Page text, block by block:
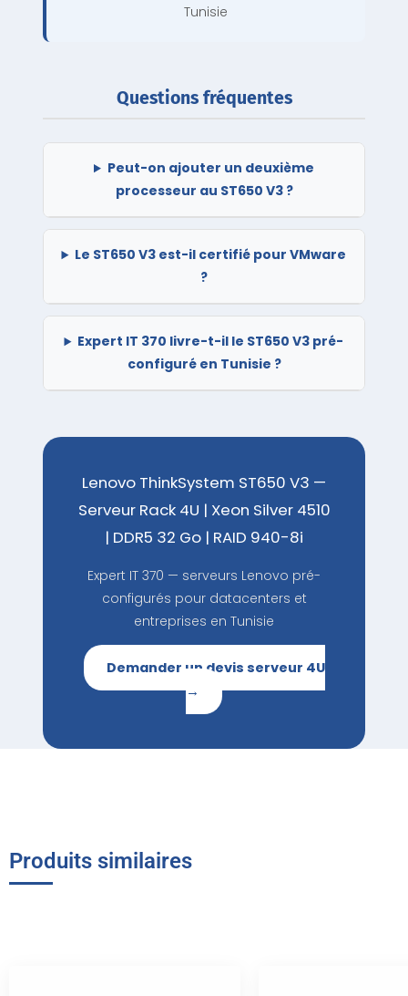
Tunisie
Questions fréquentes
Peut-on ajouter un deuxième
processeur au ST650 V3 ?
Le ST650 V3 est-il certifié pour VMware
?
Expert IT 370 livre-t-il le ST650 V3 pré-
configuré en Tunisie ?
Lenovo ThinkSystem ST650 V3 —
Serveur Rack 4U | Xeon Silver 4510
| DDR5 32 Go | RAID 940-8i
Expert IT 370 — serveurs Lenovo pré-
configurés pour datacenters et
entreprises en Tunisie
Demander un devis serveur 4U
→
Produits similaires